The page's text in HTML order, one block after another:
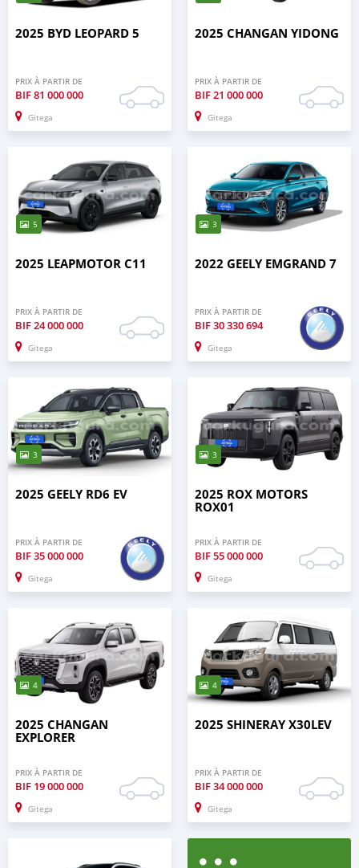
2025 BYD LEOPARD 5
PRIX À PARTIR DE
BIF81 000 000
Gitega
2025 CHANGAN YIDONG
PRIX À PARTIR DE
BIF21 000 000
Gitega
5
2025 LEAPMOTOR C11
PRIX À PARTIR DE
BIF24 000 000
Gitega
3
2022 GEELY EMGRAND 7
PRIX À PARTIR DE
BIF30 330 694
Gitega
3
2025 GEELY RD6 EV
PRIX À PARTIR DE
BIF35 000 000
Gitega
3
2025 ROX MOTORS
ROX01
PRIX À PARTIR DE
BIF55 000 000
Gitega
4
2025 CHANGAN
EXPLORER
PRIX À PARTIR DE
BIF 19 000 000
Gitega
4
2025 SHINERAY X30LEV
PRIX À PARTIR DE
BIF34 000 000
Gitega